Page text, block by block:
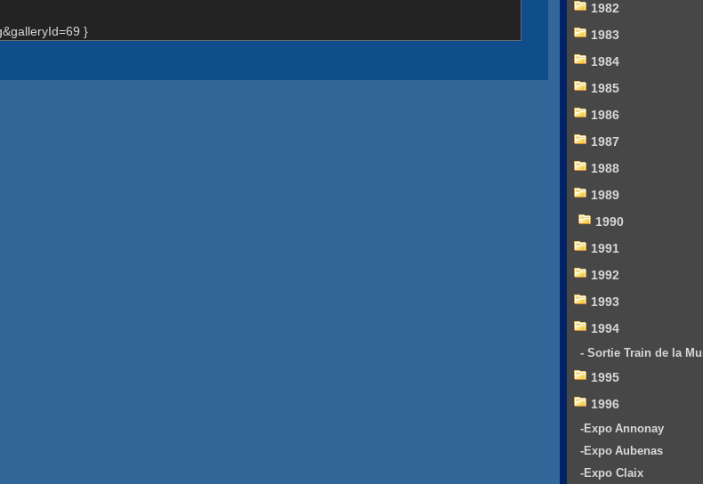
}
1982
1983
1984
1985
1986
1987
1988
1989
1990
1991
1992
1993
1994
- Sortie Train de la
1995
1996
-Expo Annonay
-Expo Aubenas
-Expo Claix